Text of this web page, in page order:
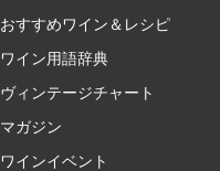
おすすめワイン＆レシピ
ワイン用語辞典
ヴィンテージチャート
マガジン
ワインイベント